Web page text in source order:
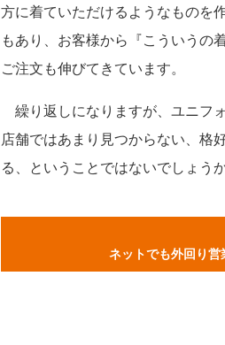
方に着ていただけるようなものを
もあり、お客様から『こういうの
ご注文も伸びてきています。
繰り返しになりますが、ユニフ
店舗ではあまり見つからない、格
る、ということではないでしょうか
ネットでも外回り